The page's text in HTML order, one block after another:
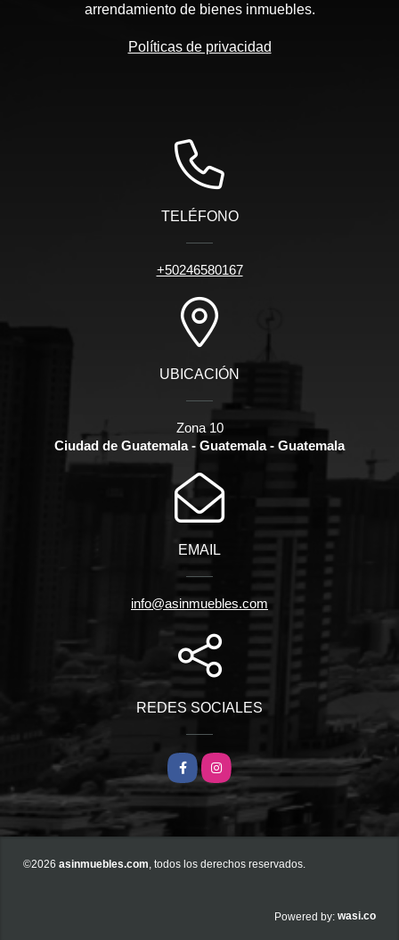
arrendamiento de bienes inmuebles.
Políticas de privacidad
TELÉFONO
+50246580167
UBICACIÓN
Zona 10
Ciudad de Guatemala - Guatemala - Guatemala
EMAIL
info@asinmuebles.com
REDES SOCIALES
FacebookInstagram
©2026 asinmuebles.com, todos los derechos reservados.
Powered by: wasi.co